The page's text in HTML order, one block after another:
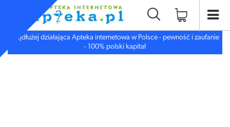
Najdłużej działająca Apteka internetowa w Polsce - pewność i zaufanie
- 100% polski kapitał